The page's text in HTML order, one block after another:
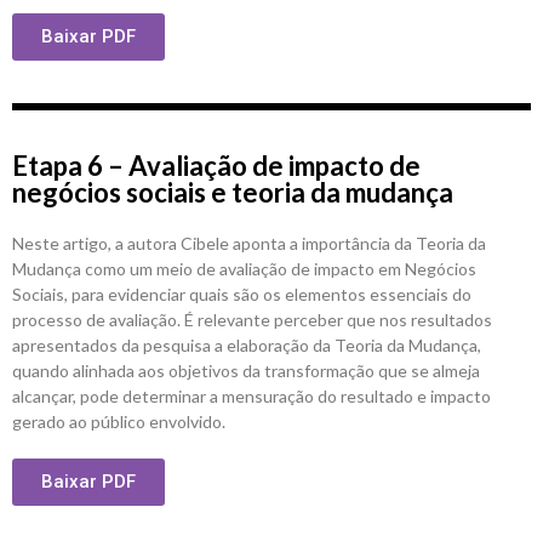
Baixar PDF
Etapa 6 – Avaliação de impacto de
negócios sociais e teoria da mudança
Neste artigo, a autora Cibele aponta a importância da Teoria da
Mudança como um meio de avaliação de impacto em Negócios
Sociais, para evidenciar quais são os elementos essenciais do
processo de avaliação. É relevante perceber que nos resultados
apresentados da pesquisa a elaboração da Teoria da Mudança,
quando alinhada aos objetivos da transformação que se almeja
alcançar, pode determinar a mensuração do resultado e impacto
gerado ao público envolvido.
Baixar PDF